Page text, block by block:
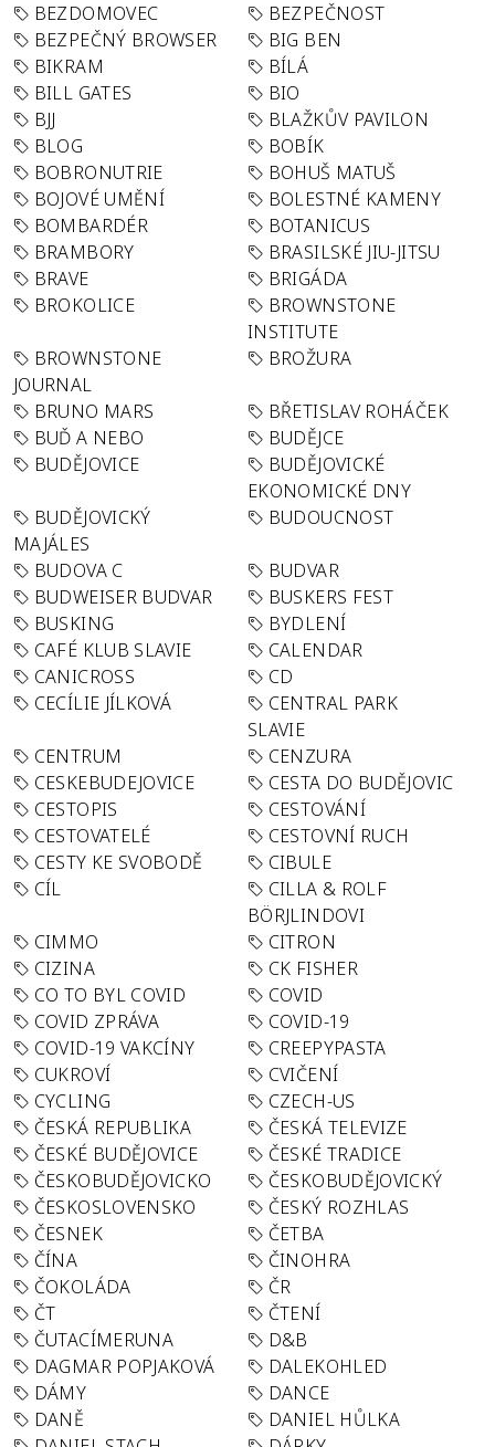
BEZDOMOVEC
BEZPEČNOST
BEZPEČNÝ BROWSER
BIG BEN
BIKRAM
BÍLÁ
BILL GATES
BIO
BJJ
BLAŽKŮV PAVILON
BLOG
BOBÍK
BOBRONUTRIE
BOHUŠ MATUŠ
BOJOVÉ UMĚNÍ
BOLESTNÉ KAMENY
BOMBARDÉR
BOTANICUS
BRAMBORY
BRASILSKÉ JIU-JITSU
BRAVE
BRIGÁDA
BROKOLICE
BROWNSTONE
INSTITUTE
BROWNSTONE
JOURNAL
BROŽURA
BRUNO MARS
BŘETISLAV ROHÁČEK
BUĎ A NEBO
BUDĚJCE
BUDĚJOVICE
BUDĚJOVICKÉ
EKONOMICKÉ DNY
BUDĚJOVICKÝ
MAJÁLES
BUDOUCNOST
BUDOVA C
BUDVAR
BUDWEISER BUDVAR
BUSKERS FEST
BUSKING
BYDLENÍ
CAFÉ KLUB SLAVIE
CALENDAR
CANICROSS
CD
CECÍLIE JÍLKOVÁ
CENTRAL PARK
SLAVIE
CENTRUM
CENZURA
CESKEBUDEJOVICE
CESTA DO BUDĚJOVIC
CESTOPIS
CESTOVÁNÍ
CESTOVATELÉ
CESTOVNÍ RUCH
CESTY KE SVOBODĚ
CIBULE
CÍL
CILLA & ROLF
BÖRJLINDOVI
CIMMO
CITRON
CIZINA
CK FISHER
CO TO BYL COVID
COVID
COVID ZPRÁVA
COVID-19
COVID-19 VAKCÍNY
CREEPYPASTA
CUKROVÍ
CVIČENÍ
CYCLING
CZECH-US
ČESKÁ REPUBLIKA
ČESKÁ TELEVIZE
ČESKÉ BUDĚJOVICE
ČESKÉ TRADICE
ČESKOBUDĚJOVICKO
ČESKOBUDĚJOVICKÝ
ČESKOSLOVENSKO
ČESKÝ ROZHLAS
ČESNEK
ČETBA
ČÍNA
ČINOHRA
ČOKOLÁDA
ČR
ČT
ČTENÍ
ČUTACÍMERUNA
D&B
DAGMAR POPJAKOVÁ
DALEKOHLED
DÁMY
DANCE
DANĚ
DANIEL HŮLKA